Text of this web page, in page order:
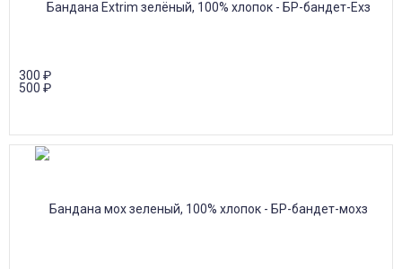
300 ₽
500 ₽